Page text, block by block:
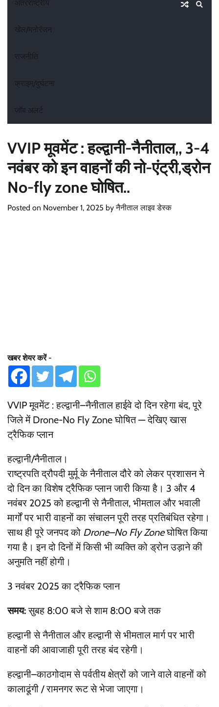
अंतरराष्ट्रीय
खेल/मनोरंजन
राजनीति
क्राइम/दुर्घटना
जॉब अलर्ट
VVIP मूवमेंट : हल्द्वानी-नैनीताल,, 3-4
नवंबर को इन वाहनों की नो-एंट्री,ड्रोन
No-fly zone घोषित..
Posted on November 1, 2025 byनैनीताल लाइव डेस्क
खबर शेयर करें -
VVIP मूवमेंट : हल्द्वानी–नैनीताल हाईवे दो दिन रहेगा बंद, पूरे
जिले में Drone-No Fly Zone घोषित — देखिए खास
ट्रैफिक प्लान
हल्द्वानी/नैनीताल।
राष्ट्रपति द्रौपदी मुर्मू के नैनीताल दौरे को लेकर प्रशासन ने
दो दिन का विशेष ट्रैफिक प्लान जारी किया है। 3 और 4
नवंबर 2025 को हल्द्वानी से नैनीताल, भीमताल और भवाली
मार्गों पर भारी वाहनों का संचालन पूरी तरह प्रतिबंधित रहेगा।
साथ ही पूरे जनपद को Drone–No Fly Zoneघोषित किया
गया है। इन दो दिनों में किसी भी व्यक्ति को ड्रोन उड़ाने की
अनुमति नहीं होगी।
3 नवंबर 2025 का ट्रैफिक प्लान
समय:सुबह 8:00 बजे से शाम 8:00 बजे तक
हल्द्वानी से नैनीताल और हल्द्वानी से भीमताल मार्ग पर भारी
वाहनों की आवाजाही पूरी तरह बंद रहेगी।
हल्द्वानी–काठगोदाम से पर्वतीय क्षेत्रों को जाने वाले वाहनों को
कालाढूंगी / रामनगर रूट से भेजा जाएगा।